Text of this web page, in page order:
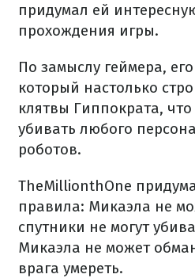
придумал ей
прохождения игры.
По замыслу геймера,
который настолько
клятвы Гиппократа, что
убивать любого
роботов.
TheMillionthOne
правила: Микаэла не
спутники не могут
Микаэла не может
врага умереть.